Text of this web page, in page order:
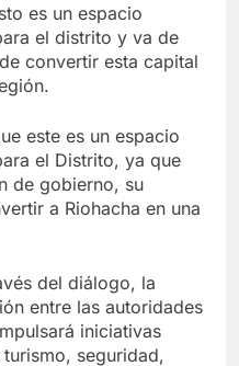
es un espacio
el distrito y va de
convertir esta capital
este es un espacio
el Distrito, ya que
de gobierno, su
a Riohacha en una
del diálogo, la
entre las autoridades
iniciativas
seguridad,